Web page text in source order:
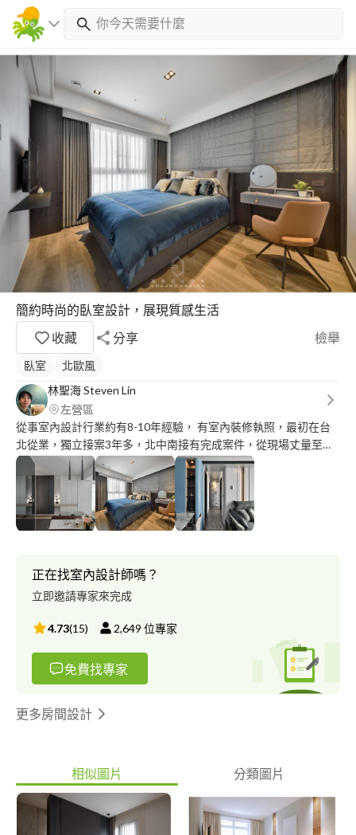
簡約時尚的臥室設計，展現質感生活
收藏
分享 檢舉
臥室
北歐風
林聖海 Steven Lin
左營區
從事室內設計行業約有8-10年經驗， 有室內裝修執照，最初在台
北從業，獨立接案3年多，北中南接有完成案件，從現場丈量至規
劃至工程，高程度案件有請攝影師攝影，希望有緣人能一起創造美
美的居家、宅。
正在找室內設計師嗎？
立即邀請專家來完成
4.73(15) 2,649 位專家
免費找專家
更多房間設計
相似圖片 分類圖片